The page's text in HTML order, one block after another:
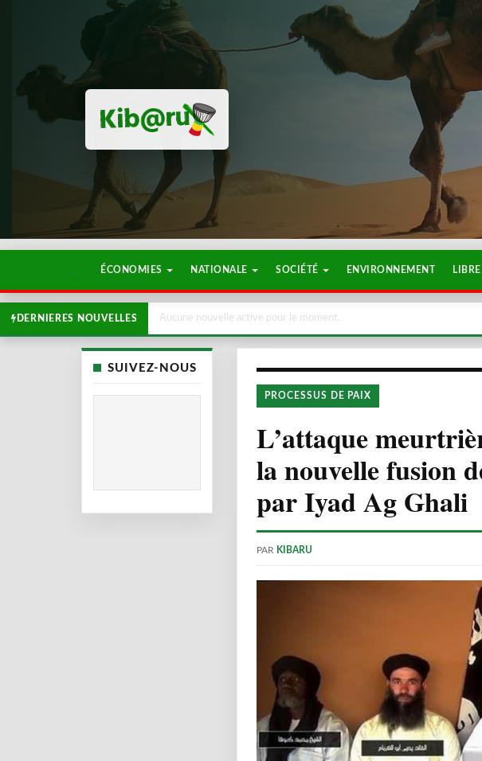
ÉCONOMIES NATIONALE SOCIÉTÉ ENVIRONNEMENT
DERNIERES NOUVELLES Aucune nouvelle active pour le moment.
SUIVEZ-NOUS
PROCESSUS DE PAIX
L’attaque
la nouvelle fusion
par Iyad Ag Ghali
PAR KIBARU